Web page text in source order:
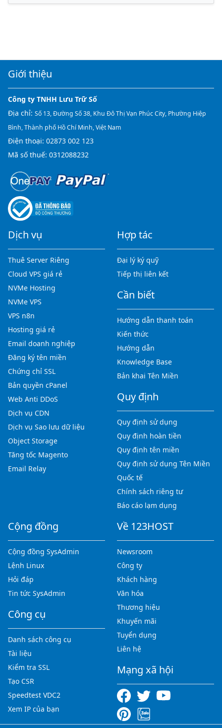
Giới thiệu
Công ty TNHH Lưu Trữ Số
Địa chỉ: Số 13, Đường Số 38, Khu Đô Thị Vạn Phúc City, Phường Hiệp
Bình, Thành phố Hồ Chí Minh, Việt Nam
Điện thoại: 02873 002 123
Mã số thuế: 0312088232
Dịch vụ
Thuê Server Riêng
Cloud VPS giá rẻ
NVMe Hosting
NVMe VPS
VPS n8n
Hosting giá rẻ
Email doanh nghiệp
Đăng ký tên miền
Chứng chỉ SSL
Bản quyền cPanel
Web Anti DDoS
Dịch vụ CDN
Dịch vụ Sao lưu dữ liệu
Object Storage
Tăng tốc Magento
Email Relay
Hợp tác
Đại lý ký quỹ
Tiếp thị liên kết
Cần biết
Hướng dẫn thanh toán
Kiến thức
Hướng dẫn
Knowledge Base
Bản khai Tên Miền
Quy định
Quy định sử dụng
Quy định hoàn tiền
Quy định tên miền
Quy định sử dụng Tên Miền
Quốc tế
Chính sách riêng tư
Báo cáo lạm dụng
Cộng đồng
Cộng đồng SysAdmin
Lệnh Linux
Hỏi đáp
Tin tức SysAdmin
Công cụ
Danh sách công cụ
Tài liệu
Kiểm tra SSL
Tạo CSR
Speedtest VDC2
Xem IP của bạn
Về 123HOST
Newsroom
Công ty
Khách hàng
Văn hóa
Thương hiệu
Khuyến mãi
Tuyển dụng
Liên hệ
Mạng xã hội